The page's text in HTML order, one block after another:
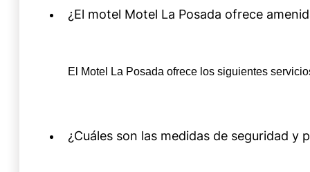
¿El motel Motel La Posada ofrece
El Motel La Posada ofrece los siguientes
¿Cuáles son las medidas de seguridad y